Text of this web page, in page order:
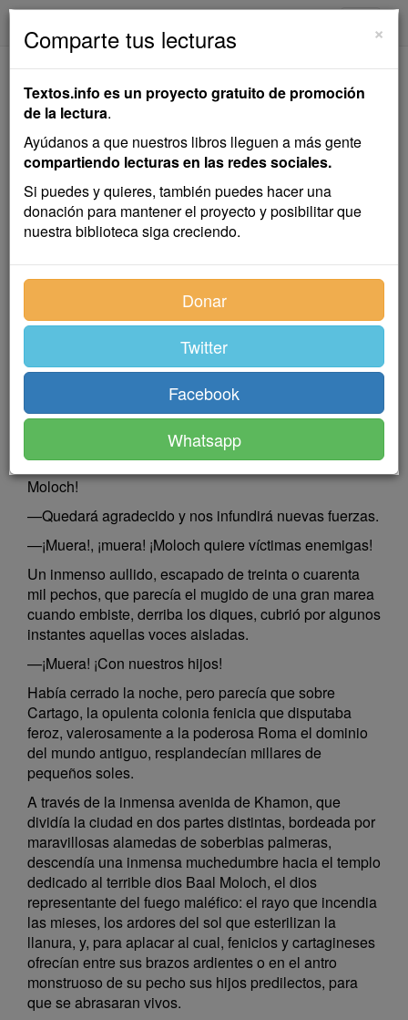
La Destrucción de
Cartago
Emilio Salgari
Novela
Índice
I. El dios antropófago
—¡Sean quemadas sus entrañas en el pecho de
Moloch!
—Quedará agradecido y nos infundirá nuevas fuerzas.
—¡Muera!, ¡muera! ¡Moloch quiere víctimas enemigas!
Un inmenso aullido, escapado de treinta o cuarenta
mil pechos, que parecía el mugido de una gran marea
cuando embiste, derriba los diques, cubrió por algunos
instantes aquellas voces aisladas.
—¡Muera! ¡Con nuestros hijos!
Había cerrado la noche, pero parecía que sobre
Cartago, la opulenta colonia fenicia que disputaba
feroz, valerosamente a la poderosa Roma el dominio
del mundo antiguo, resplandecían millares de
pequeños soles.
A través de la inmensa avenida de Khamon, que
dividía la ciudad en dos partes distintas, bordeada por
maravillosas alamedas de soberbias palmeras,
descendía una inmensa muchedumbre hacia el templo
dedicado al terrible dios Baal Moloch, el dios
representante del fuego maléfico: el rayo que incendia
las mieses, los ardores del sol que esterilizan la
llanura, y, para aplacar al cual, fenicios y cartagineses
ofrecían entre sus brazos ardientes o en el antro
monstruoso de su pecho sus hijos predilectos, para
que se abrasaran vivos.
×
Comparte tus lecturas
Textos.info es un proyecto gratuito de promoción
de la lectura.
Ayúdanos a que nuestros libros lleguen a más gente
compartiendo lecturas en las redes sociales.
Si puedes y quieres, también puedes hacer una
donación para mantener el proyecto y posibilitar que
nuestra biblioteca siga creciendo.
Donar
Twitter
Facebook
Whatsapp